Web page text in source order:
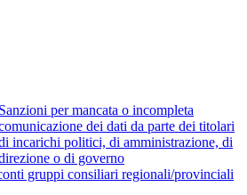
Sanzioni per mancata o incompleta
dei dati da parte dei titolari
incarichi politici, di amministrazione, di
o di governo
gruppi consiliari regionali/provinciali